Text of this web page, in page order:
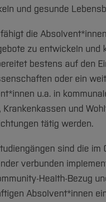
und gesunde
die
zu entwickeln und
bestens auf den
oder ein
u.a. in
Krankenkassen und
tätig werden.
sind die
verbunden
Health-Bezug
Absolvent*innen